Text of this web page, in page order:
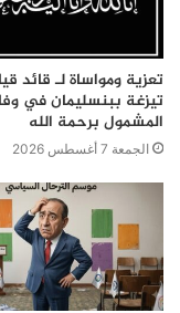
نزاهة الرياضة
تعزية ومواساة لـ قائد
تيزغة ببنسليمان في
المشمول برحمة الله
الجمعة 7 أغسطس 2026